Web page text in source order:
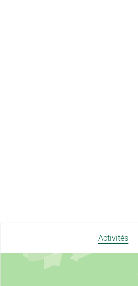
Activités